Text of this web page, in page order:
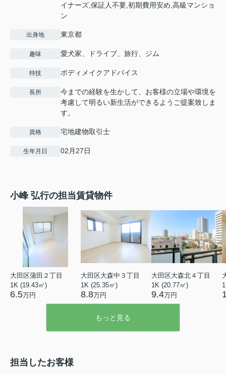
イナーズ,保証人不要,初期費用安め,高級マンショ
ン
出身地 東京都
趣味 愛犬家、ドライブ、旅行、ジム
特技 ボディメイクアドバイス
長所
今までの経験を生かして、お客様の立場や環境を
考慮して明るい新生活ができるようご提案致しま
す。
資格 宅地建物取引士
生年月日 02月27日
小峰 弘行の担当賃貸物件
大田区蒲田２丁目
1K (19.43㎡)
6.5万円
大田区大森中３丁目
1K (25.35㎡)
8.8万円
大田区大森北４丁目
1K (20.77㎡)
9.4万円
もっと見る
担当したお客様